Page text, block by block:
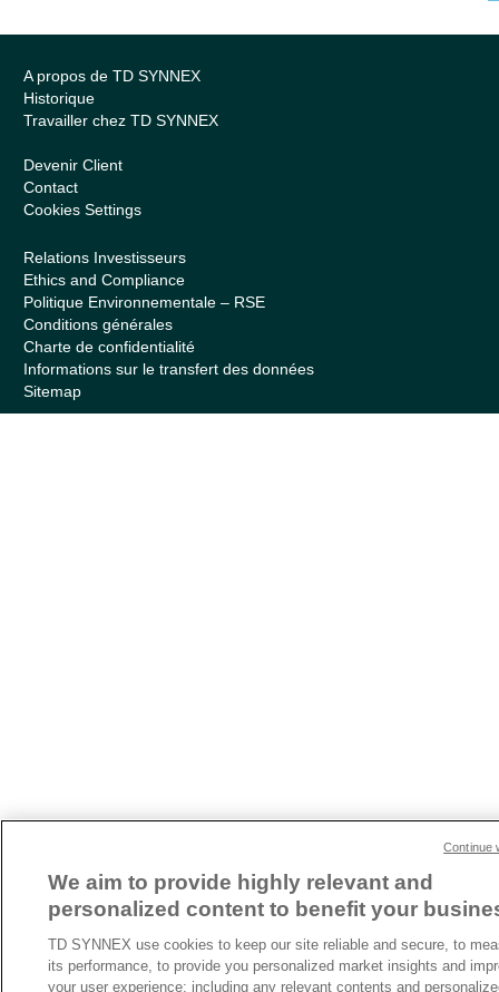
A propos de TD SYNNEX
Historique
Travailler chez TD SYNNEX
Devenir Client
Contact
Cookies Settings
Relations Investisseurs
Ethics and Compliance
Politique Environnementale – RSE
Conditions générales
Charte de confidentialité
Informations sur le transfert des données
Sitemap
We aim to provide highly relevant and
personalized content to benefit your
TD SYNNEX use cookies to keep our site reliable and secure, to
its performance, to provide you personalized market insights and
your user experience; including any relevant contents and
Continue